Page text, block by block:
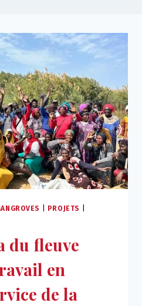
PROJETS
du fleuve
en
de la